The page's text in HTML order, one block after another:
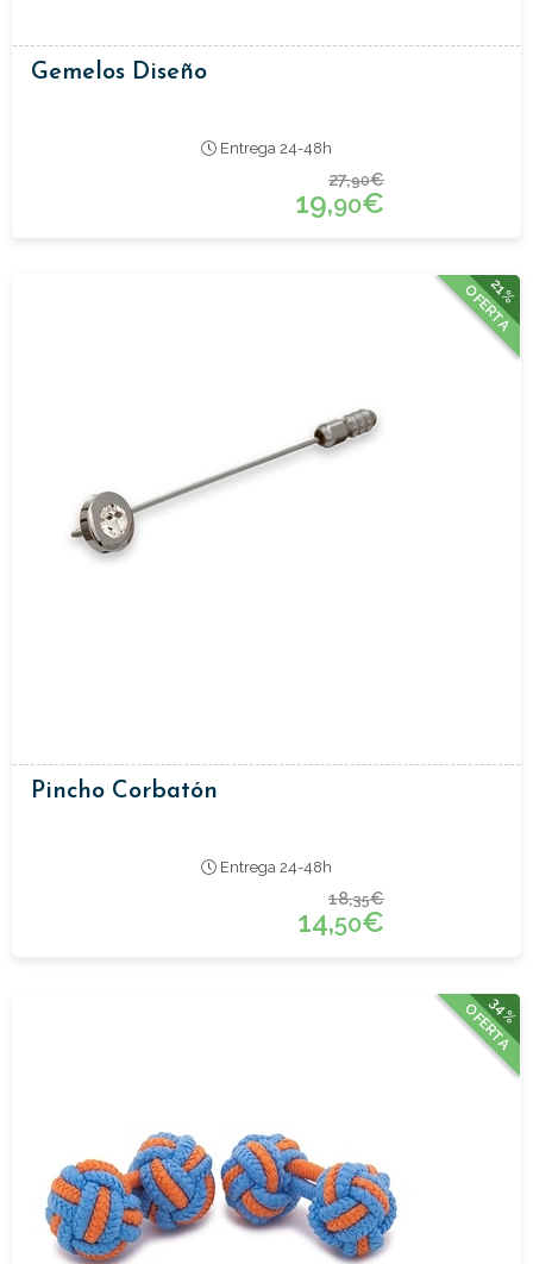
Gemelos Diseño
Entrega 24-48h
27,90€
19,90€
21%
OFERTA
Pincho Corbatón
Entrega 24-48h
18,35€
14,50€
34%
OFERTA